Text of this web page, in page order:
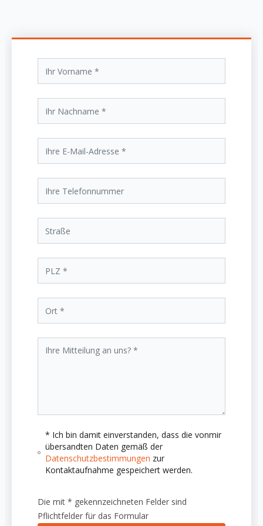
* Ich bin damit einverstanden, dass die vonmir
übersandten Daten gemäß der
Datenschutzbestimmungen zur
Kontaktaufnahme gespeichert werden.
Die mit * gekennzeichneten Felder sind
Pflichtfelder für das Formular